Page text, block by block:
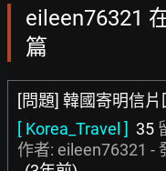
eileen76321
篇
[問題] 韓國寄明信
[ Korea_Travel ] 35
作者: eileen76321 -